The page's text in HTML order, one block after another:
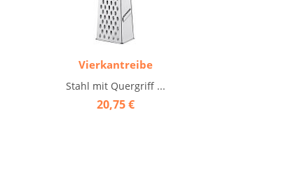
Vierkantreibe
Stahl mit Quergriff ...
20,75 €